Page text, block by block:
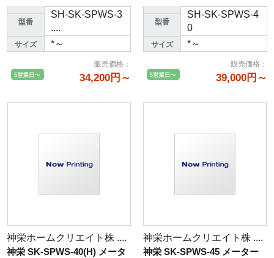
型番
SH-SK-SPWS-3
....
サイズ *～
販売価格 ：
34,200円～
型番
SH-SK-SPWS-4
0
サイズ *～
販売価格 ：
39,000円～
神栄ホームクリエイト株 ....
神栄 SK-SPWS-40(H) メータ
神栄ホームクリエイト株 ....
神栄 SK-SPWS-45 メーター